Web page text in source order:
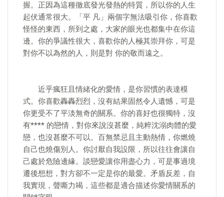
握。正因為這種徹底發光發熱的特質，所以你的人生
起伏通常很大。「平 凡」兩個字無法吸引你，你喜歡
怪怪的東西，所到之處，大家的眼光也都集中在你這
邊。你的爭議性很大，喜歡你的人極其崇拜你，可是
對你不以為然的人，則是對 你的敬而遠之。
近乎瘋狂且情緒化的愛情，是你習慣的表達模
式。你喜歡轟轟烈烈，沒有結果固然令人遺憾，可是
你更受不了平淡無奇的關系。你的喜好也很獨特，沒
有**** 的戀情，對你來說沒甚麼，純粹沈溺肉體的愛
戀，也沒甚麼不可以。百無禁忌且主動熱情，你燃燒
自己也燒傷別人。你討厭自我設限，所以往往會讓自
己處於危險邊緣。談戀愛讓你用盡心力，可是事過境
遷後想想，對方卻不一定是你的最愛。矛盾反差，自
我實現，聲嘶力竭，這些都是適合描述你愛情關系的